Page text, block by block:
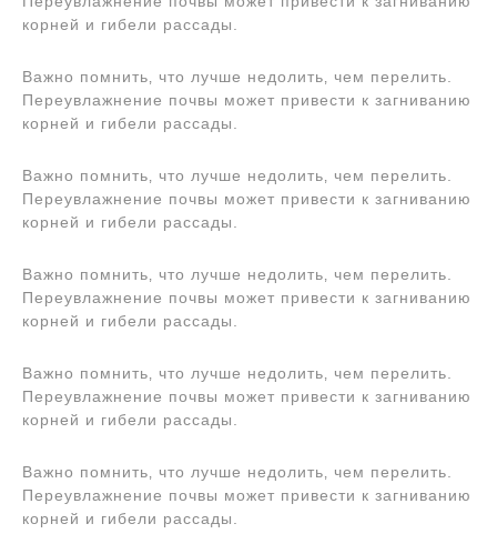
корней и гибели рассады.
Важно помнить‚ что лучше недолить‚ чем перелить.
Переувлажнение почвы может привести к загниванию
корней и гибели рассады.
Важно помнить‚ что лучше недолить‚ чем перелить.
Переувлажнение почвы может привести к загниванию
корней и гибели рассады.
Важно помнить‚ что лучше недолить‚ чем перелить.
Переувлажнение почвы может привести к загниванию
корней и гибели рассады.
Важно помнить‚ что лучше недолить‚ чем перелить.
Переувлажнение почвы может привести к загниванию
корней и гибели рассады.
Важно помнить‚ что лучше недолить‚ чем перелить.
Переувлажнение почвы может привести к загниванию
корней и гибели рассады.